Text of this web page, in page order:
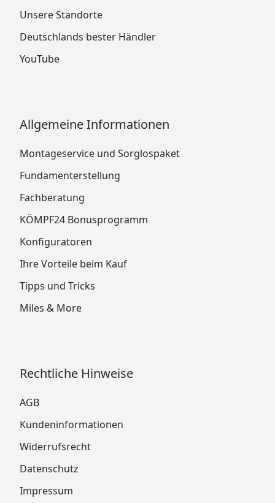
Unsere Standorte
Deutschlands bester Händler
YouTube
Allgemeine Informationen
Montageservice und Sorglospaket
Fundamenterstellung
Fachberatung
KÖMPF24 Bonusprogramm
Konfiguratoren
Ihre Vorteile beim Kauf
Tipps und Tricks
Miles & More
Rechtliche Hinweise
AGB
Kundeninformationen
Widerrufsrecht
Datenschutz
Impressum